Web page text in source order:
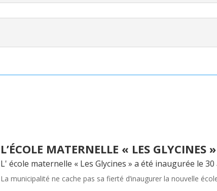
L’ÉCOLE MATERNELLE « LES GLYCINES
L' école maternelle « Les Glycines » a été inaugurée le 30
La municipalité ne cache pas sa fierté d’inaugurer la nouvelle